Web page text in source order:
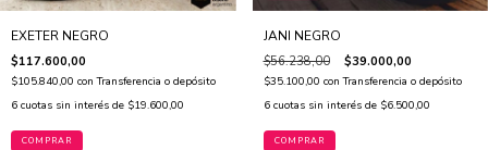
EXETER NEGRO
$117.600,00
$105.840,00 con Transferencia o depósito
6 cuotas sin interés de $19.600,00
COMPRAR
JANI NEGRO
$56.238,00 $39.000,00
$35.100,00 con Transferencia o depósito
6 cuotas sin interés de $6.500,00
COMPRAR